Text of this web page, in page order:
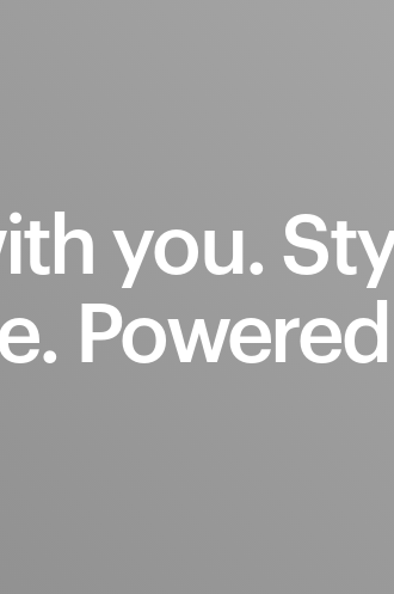
you.
Powered